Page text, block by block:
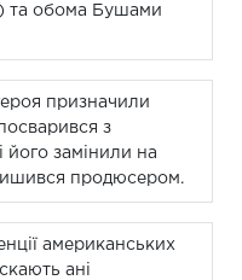
та обома Бушами
призначили
з
замінили на
продюсером.
американських
ані